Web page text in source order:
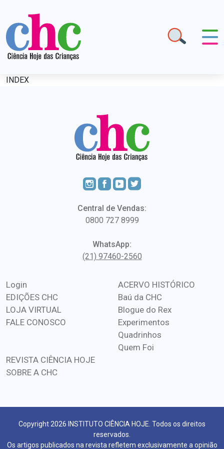
INDEX
Central de Vendas:
0800 727 8999
WhatsApp:
(21) 97460-2560
Login
EDIÇÕES CHC
LOJA VIRTUAL
FALE CONOSCO
ACERVO HISTÓRICO
Baú da CHC
Blogue do Rex
Experimentos
Quadrinhos
Quem Foi
REVISTA CIÊNCIA HOJE
SOBRE A CHC
Copyright 2026 INSTITUTO CIÊNCIA HOJE. Todos os direitos
reservados.
Os artigos publicados na revista refletem exclusivamente a opinião